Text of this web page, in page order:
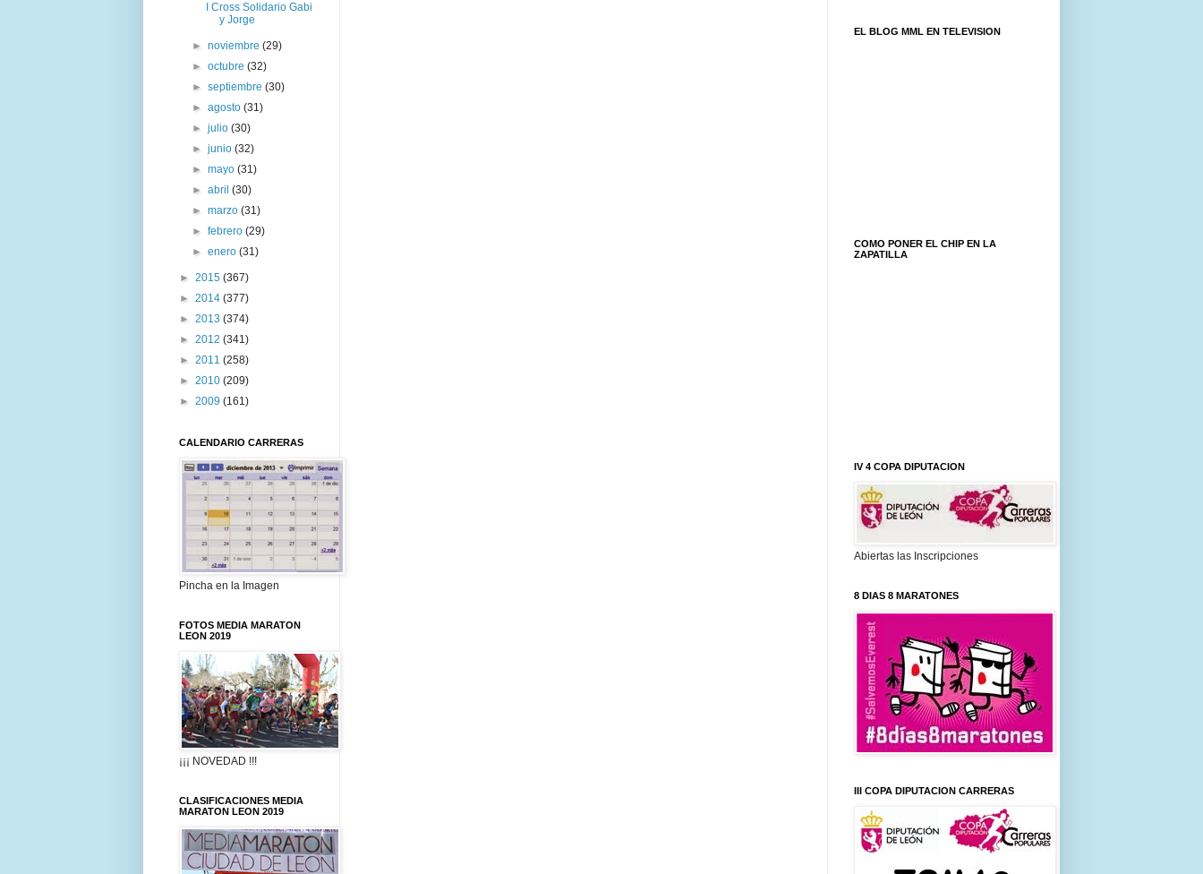
I Cross Solidario Gabi
y Jorge
►noviembre(29)
►octubre(32)
►septiembre(30)
►agosto(31)
►julio(30)
►junio(32)
►mayo(31)
►abril(30)
►marzo(31)
►febrero(29)
►enero(31)
► 2015 (367)
► 2014 (377)
► 2013 (374)
► 2012 (341)
► 2011 (258)
► 2010 (209)
► 2009 (161)
CALENDARIO CARRERAS
Pincha en la Imagen
FOTOS MEDIA MARATON
LEON 2019
¡¡¡ NOVEDAD !!!
CLASIFICACIONES MEDIA
MARATON LEON 2019
EL BLOG MML EN TELEVISION
COMO PONER EL CHIP EN LA
ZAPATILLA
IV 4 COPA DIPUTACION
Abiertas las Inscripciones
8 DIAS 8 MARATONES
III COPA DIPUTACION CARRERAS